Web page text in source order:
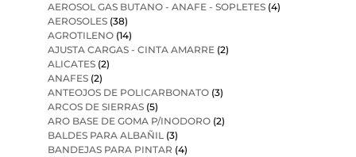
AEROSOL GAS BUTANO - ANAFE - SOPLETES (4)
AEROSOLES (38)
AGROTILENO (14)
AJUSTA CARGAS - CINTA AMARRE (2)
ALICATES (2)
ANAFES (2)
ANTEOJOS DE POLICARBONATO (3)
ARCOS DE SIERRAS (5)
ARO BASE DE GOMA P/INODORO (2)
BALDES PARA ALBAÑIL (3)
BANDEJAS PARA PINTAR (4)